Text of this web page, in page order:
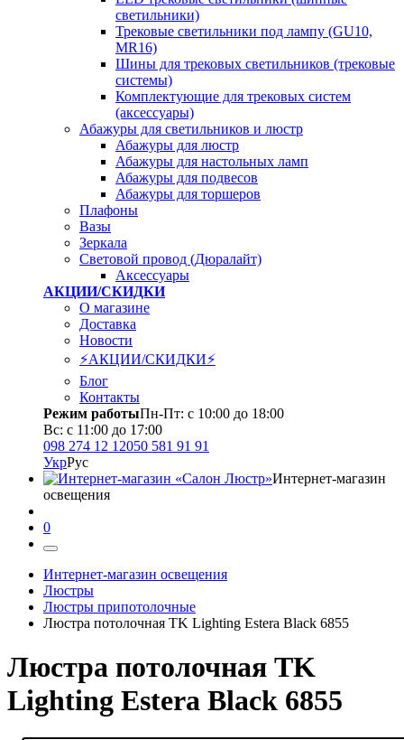
светильники)
Трековые светильники под лампу (GU10,
MR16)
Шины для трековых светильников (трековые
системы)
Комплектующие для трековых систем
(аксессуары)
Абажуры для светильников и люстр
Абажуры для люстр
Абажуры для настольных ламп
Абажуры для подвесов
Абажуры для торшеров
Плафоны
Вазы
Зеркала
Световой провод (Дюралайт)
Аксессуары
АКЦИИ/СКИДКИ
О магазине
Доставка
Новости
⚡АКЦИИ/СКИДКИ⚡
Блог
Контакты
Режим работыПн-Пт: с 10:00 до 18:00
Вс: с 11:00 до 17:00
098 274 12 12050 581 91 91
УкрРус
Интернет-магазин
освещения
0
Интернет-магазин освещения
Люстры
Люстры припотолочные
Люстра потолочная TK Lighting Estera Black 6855
Люстра потолочная TK
Lighting Estera Black 6855